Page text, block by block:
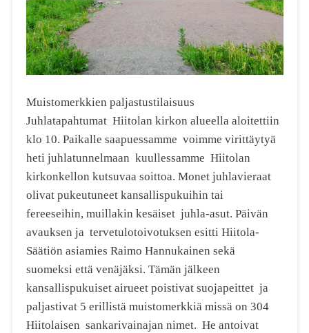
Muistomerkkien paljastustilaisuus
Juhlatapahtumat Hiitolan kirkon alueella aloitettiin
klo 10. Paikalle saapuessamme voimme virittäytyä
heti juhlatunnelmaan kuullessamme Hiitolan
kirkonkellon kutsuvaa soittoa. Monet juhlavieraat
olivat pukeutuneet kansallispukuihin tai
fereeseihin, muillakin kesäiset juhla-asut. Päivän
avauksen ja tervetulotoivotuksen esitti Hiitola-
Säätiön asiamies Raimo Hannukainen sekä
suomeksi että venäjäksi. Tämän jälkeen
kansallispukuiset airueet poistivat suojapeittet ja
paljastivat 5 erillistä muistomerkkiä missä on 304
Hiitolaisen sankarivainajan nimet. He antoivat